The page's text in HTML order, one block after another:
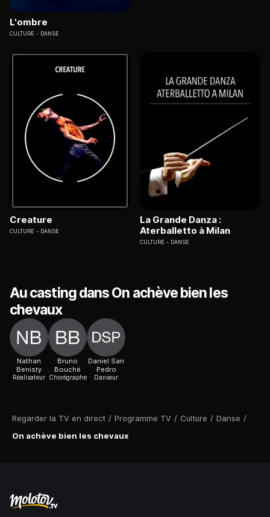
Regarder la TV en direct / Programme TV / Culture / Danse /
On achève bien les chevaux
L'ombre
CULTURE DANSE
Creature
CULTURE DANSE
La Grande Danza :
Aterballetto à Milan
CULTURE DANSE
Au casting dans On achève bien les
chevaux
Nathan
Benisty
Réalisateur
Bruno
Bouché
Chorégraphe
Daniel San
Pedro
Danseur